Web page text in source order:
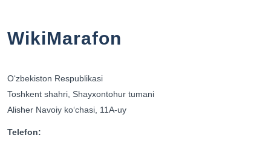
WikiMarafon
Oʻzbekiston Respublikasi
Toshkent shahri, Shayxontohur tumani
Alisher Navoiy koʻchasi, 11A-uy
Telefon: